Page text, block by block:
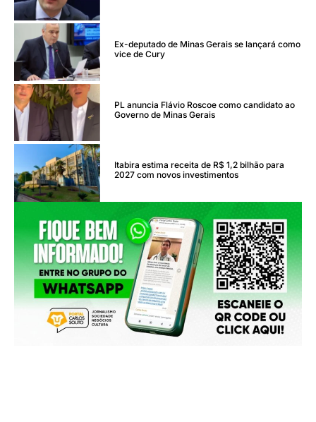
Ex-deputado de Minas Gerais se lançará como
vice de Cury
PL anuncia Flávio Roscoe como candidato ao
Governo de Minas Gerais
Itabira estima receita de R$ 1,2 bilhão para
2027 com novos investimentos